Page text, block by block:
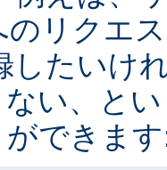
のリクエ
したいけ
い、と
できま